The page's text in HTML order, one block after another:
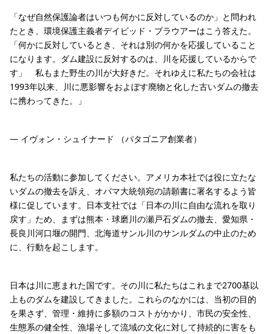
「なぜ自然保護論者はいつも何かに反対しているのか」と問われ
たとき、環境保護主義者デイビッド・ブラウアーはこう答えた。
「何かに反対しているとき、それは別の何かを応援していること
になります。ダム建設に反対するのは、川を応援しているからで
す」 私もまた野生の川が大好きだ。それゆえに私たちの会社は
1993年以来、川に悪影響をおよぼす廃物と化した古いダムの撤去
に携わってきた。」
— イヴォン・シュイナード （パタゴニア創業者）
私たちの活動に参加してください。アメリカ本社では役に立たな
いダムの撤去を訴え、オバマ大統領宛の請願書に署名するよう皆
様に促しています。日本支社では「日本の川に自由な流れを取り
戻す」ため、まずは熊本・球磨川の瀬戸石ダムの撤去、愛知県・
長良川河口堰の開門、北海道サンル川のサンルダムの中止のため
に、行動を起こします。
日本は川に恵まれた国です。その川に私たちはこれまで2700基以
上ものダムを建設してきました。これらのなかには、当初の目的
を果さず、管理・維持に多額のコストがかかり、市民の安全性、
生態系の健全性、漁場そして流域の文化に対して持続的に害をも